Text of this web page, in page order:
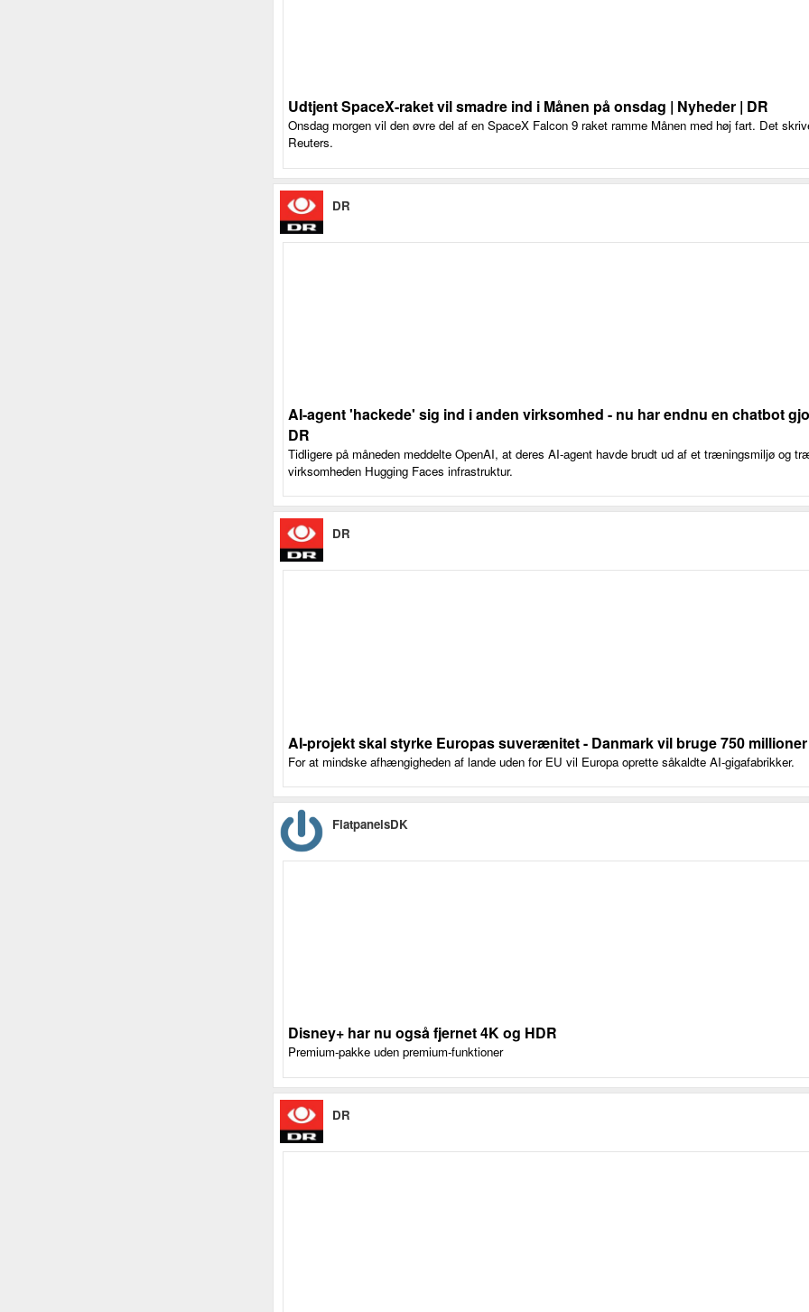
Udtjent SpaceX-raket vil smadre ind i Månen på onsdag | Nyheder | DR
Onsdag morgen vil den øvre del af en SpaceX Falcon 9 raket ramme Månen med høj fart. Det
Reuters.
DR
AI-agent 'hackede' sig ind i anden virksomhed - nu har endnu en chatbot
DR
Tidligere på måneden meddelte OpenAI, at deres AI-agent havde brudt ud af et træningsmiljø og
virksomheden Hugging Faces infrastruktur.
DR
AI-projekt skal styrke Europas suverænitet - Danmark vil bruge 750 millioner
For at mindske afhængigheden af lande uden for EU vil Europa oprette såkaldte AI-gigafabrikker.
FlatpanelsDK
Disney+ har nu også fjernet 4K og HDR
Premium-pakke uden premium-funktioner
DR